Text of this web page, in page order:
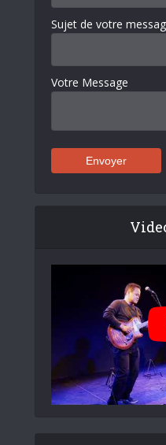
Sujet de votre
Votre Message